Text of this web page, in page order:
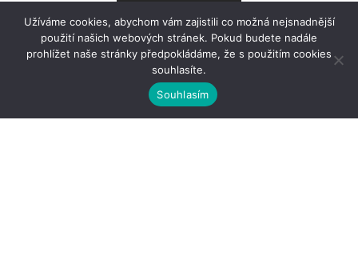
Užíváme cookies, abychom vám zajistili co možná nejsnadnější
použití našich webových stránek. Pokud budete nadále
prohlížet naše stránky předpokládáme, že s použitím cookies
souhlasíte.
Souhlasím